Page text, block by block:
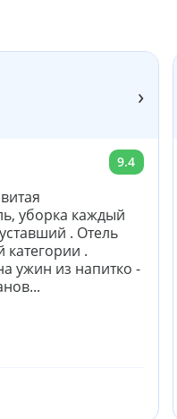
›
9.4
уборка каждый
. Отель
категории .
ужин из напитко -